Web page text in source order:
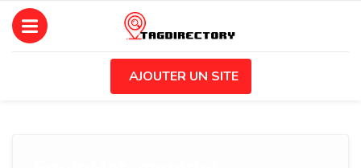
AJOUTER UN SITE